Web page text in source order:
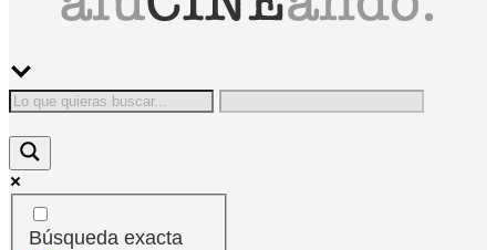
Búsqueda exacta